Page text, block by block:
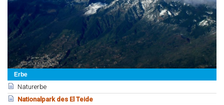
Erbe
Naturerbe
Nationalpark des El Teide